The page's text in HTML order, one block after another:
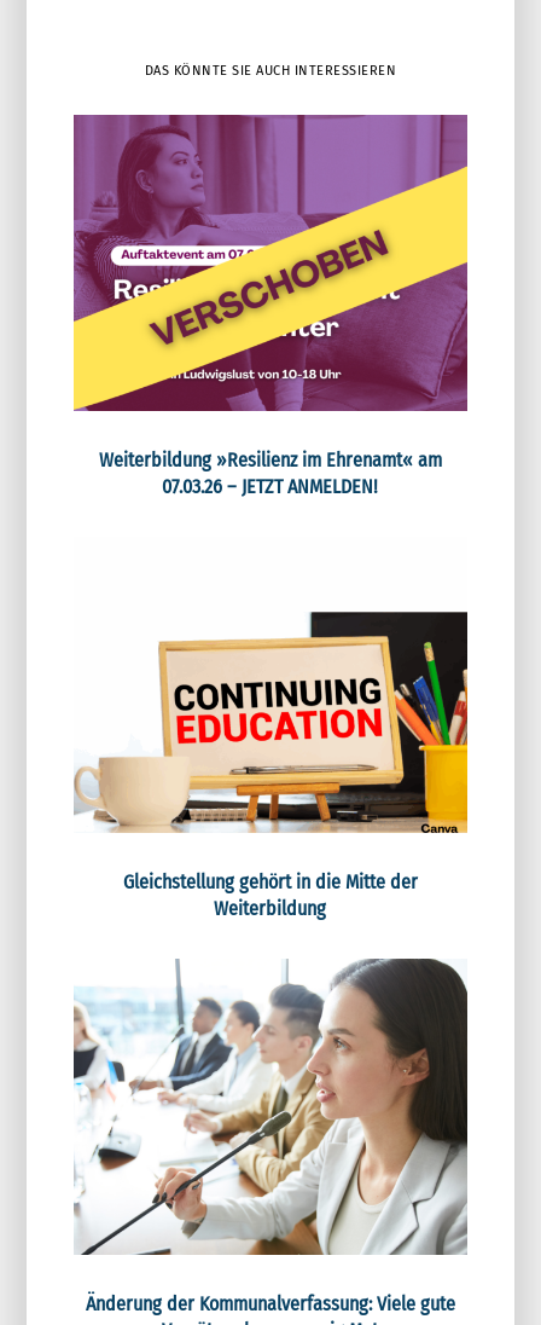
DAS KÖNNTE SIE AUCH INTERESSIEREN
Weiterbildung »Resilienz im Ehrenamt« am
07.03.26 – JETZT ANMELDEN!
Gleichstellung gehört in die Mitte der
Weiterbildung
Änderung der Kommunalverfassung: Viele gute